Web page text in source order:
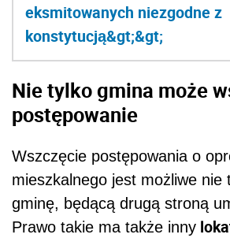
eksmitowanych niezgodne z
konstytucją&gt;&gt;
Nie tylko gmina może
postępowanie
Wszczęcie postępowania o
mieszkalnego jest możliwe nie
gminę, będącą drugą stroną
Prawo takie ma także inny